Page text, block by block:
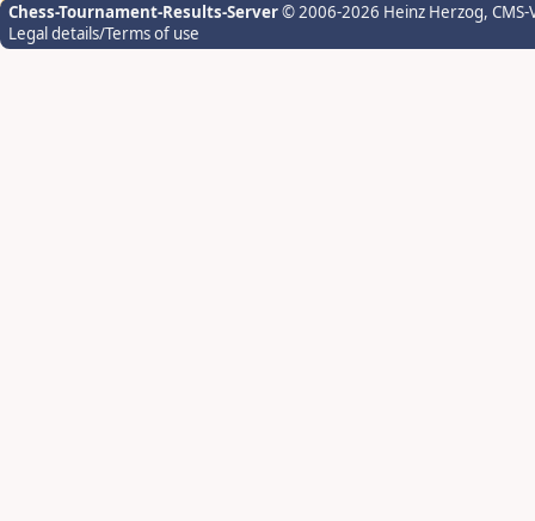
Chess-Tournament-Results-Server© 2006-2026 Heinz Herzog,
Legal details/Terms of use